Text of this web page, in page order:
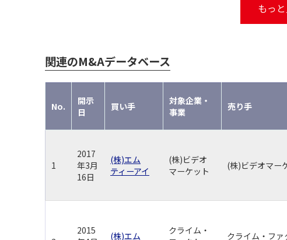
もっ
関連のM&Aデータベース
No.
開示
日
買い手
対象企業・
事業
売り手
1
2017
年3月
16日
(株)エム
ティーアイ
(株)ビデオ
マーケット
(株)ビデオマー
2015
(株)エム
クライム・
クライム・ファ